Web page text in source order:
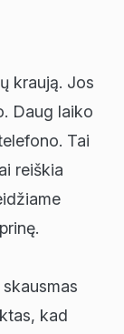
kraują. Jos
Daug laiko
Tai
reiškia
kad